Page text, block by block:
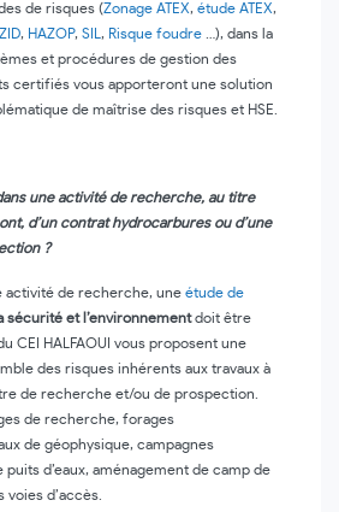
de risques (Zonage ATEX, étude ATEX,
, HAZOP, SIL, Risque foudre …), dans la
et procédures de gestion des
certifiés vous apporteront une solution
de maîtrise des risques et HSE.
une activité de recherche, au titre
d’un contrat hydrocarbures ou d’une
?
activité de recherche, une étude de
sécurité et l’environnementdoit être
CEI HALFAOUI vous proposent une
des risques inhérents aux travaux à
de recherche et/ou de prospection.
de recherche, forages
de géophysique, campagnes
d’eaux, aménagement de camp de
voies d’accès.